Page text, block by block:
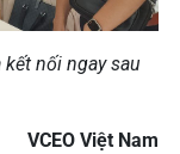
nối ngay sau
VCEO Việt Nam